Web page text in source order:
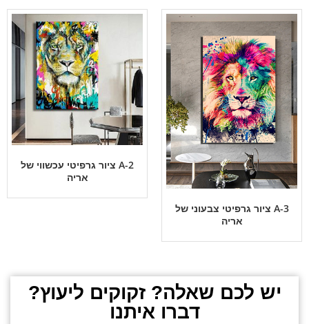
A-3 ציור גרפיטי צבעוני של
אריה
A-2 ציור גרפיטי עכשווי של
אריה
יש לכם שאלה? זקוקים ליעוץ?
דברו איתנו